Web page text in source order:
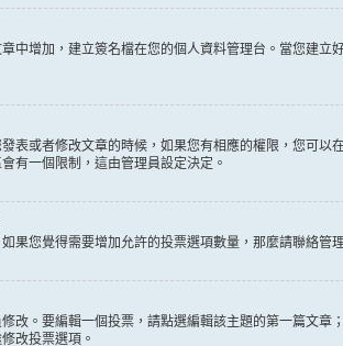
中增加，建立簽名檔在您的個人資料管理台。當您建立
表或者修改文章的時候，如果您有相應的權限，您可
有一個限制，這由管理員設定決定。
果您覺得需要增加允許的投票選項數量，那麼請聯絡管
改。要編輯一個投票，請點選編輯該主題的第一篇文
改投票選項。